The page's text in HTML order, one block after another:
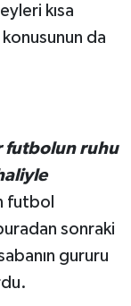
kısa
da
futbolun ruhu
futbol
sonraki
gururu